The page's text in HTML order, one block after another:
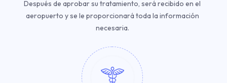
Después de aprobar su tratamiento, será recibido en el
aeropuerto y se le proporcionará toda la información
necesaria.